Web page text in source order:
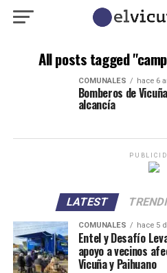
All posts tagged
COMUNALES hace 6
Bomberos de
alcancía
LATEST
COMUNALES hace 5
Entel y Desafío
apoyo a vecinos
Vicuña y Paihuano